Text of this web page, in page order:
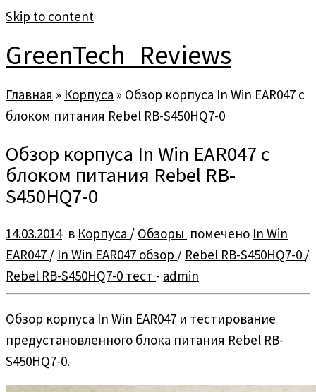
Skip to content
GreenTech_Reviews
Главная » Корпуса » Обзор корпуса In Win EAR047 с
блоком питания Rebel RB-S450HQ7-0
Обзор корпуса In Win EAR047 с
блоком питания Rebel RB-
S450HQ7-0
14.03.2014в Корпуса / Обзоры помечено In Win
EAR047 / In Win EAR047 обзор / Rebel RB-S450HQ7-0 /
Rebel RB-S450HQ7-0 тест - admin
Обзор корпуса In Win EAR047 и тестирование
предустановленного блока питания Rebel RB-
S450HQ7-0.